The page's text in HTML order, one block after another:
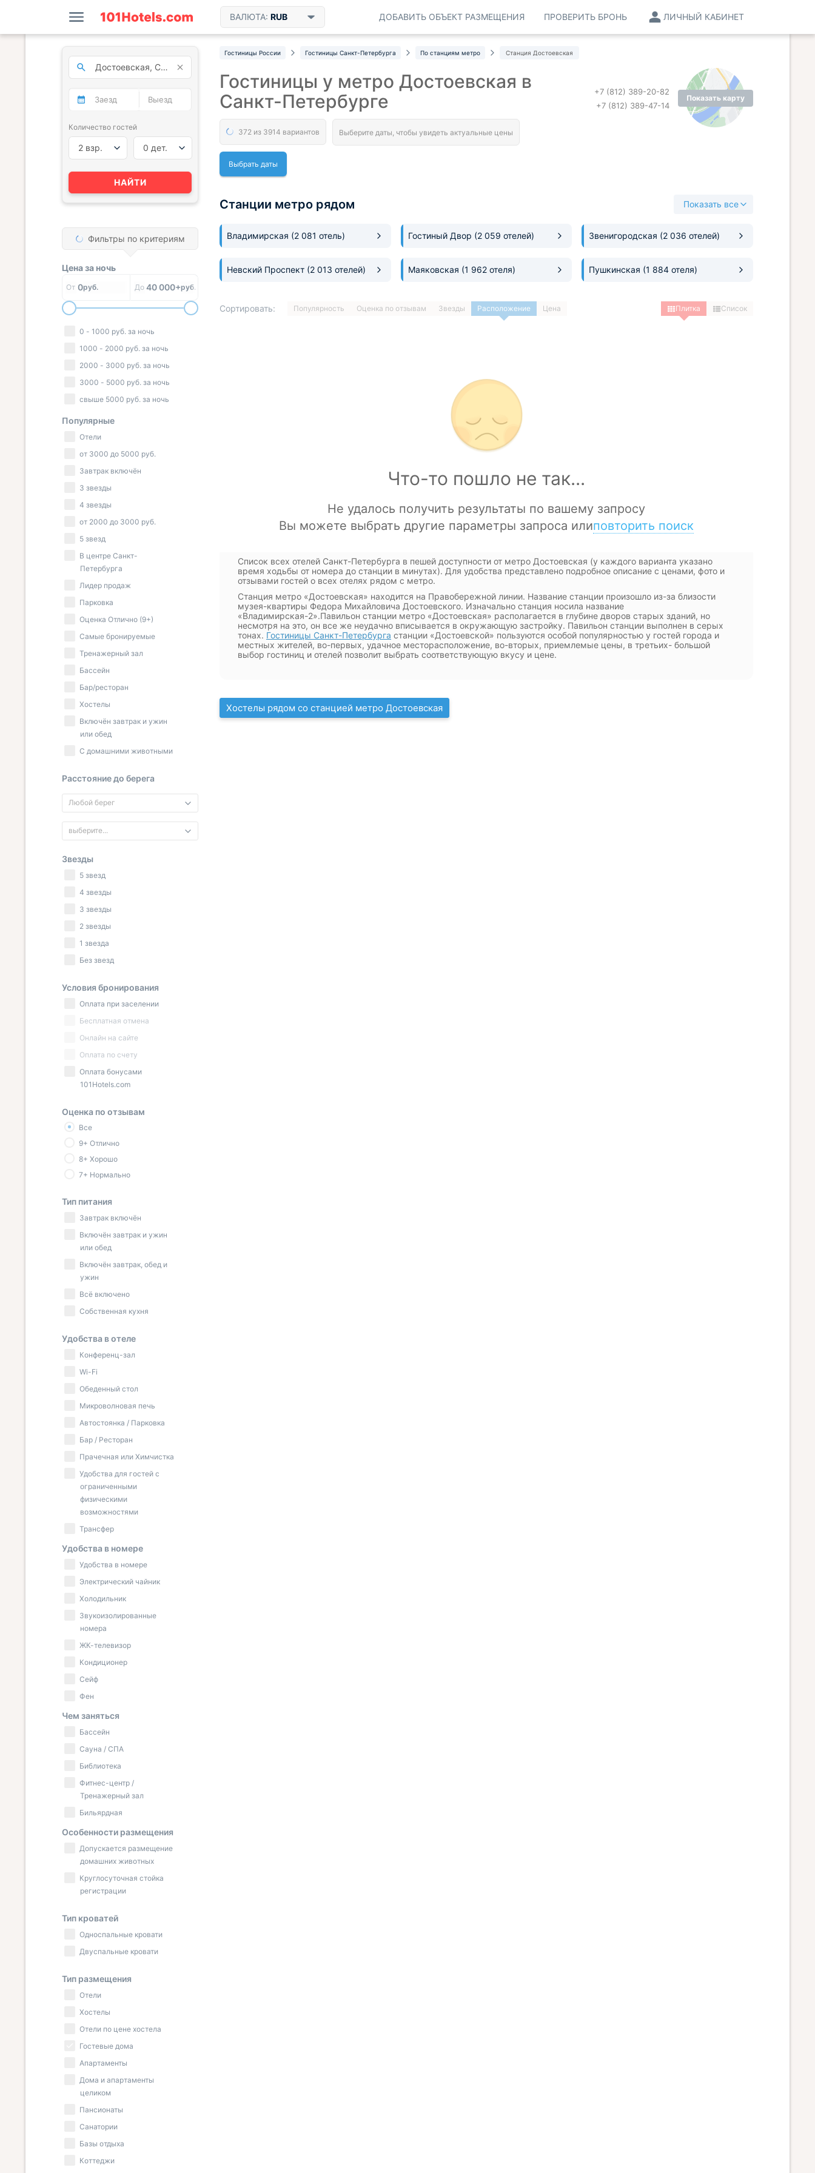
ВАЛЮТА: RUB ЛИЧНЫЙ КАБИНЕТ
ПРОВЕРИТЬ БРОНЬ
ДОБАВИТЬ ОБЪЕКТ РАЗМЕЩЕНИЯ
Гостиницы России Гостиницы Санкт-Петербурга По станциям метро Станция Достоевская
Показать карту
+7 (812) 389-20-82
+7 (812) 389-47-14
Гостиницы у метро Достоевская в
Санкт-Петербурге
Выбрать даты
Станции метро рядом Показать все
Владимирская (2 081 отель) Гостиный Двор (2 059 отелей) Звенигородская (2 036 отелей)
Невский Проспект (2 013 отелей) Маяковская (1 962 отеля) Пушкинская (1 884 отеля)
Сортировать: Популярность Оценка по отзывам Звезды Расположение Цена Плитка Список
Список всех отелей Санкт-Петербурга в пешей доступности от метро Достоевская (у каждого варианта указано
время ходьбы от номера до станции в минутах). Для удобства представлено подробное описание с ценами, фото и
отзывами гостей о всех отелях рядом с метро.
Станция метро «Достоевская» находится на Правобережной линии. Название станции произошло из-за близости
музея-квартиры Федора Михайловича Достоевского. Изначально станция носила название
«Владимирская-2».Павильон станции метро «Достоевская» располагается в глубине дворов старых зданий, но
несмотря на это, он все же неудачно вписывается в окружающую застройку. Павильон станции выполнен в серых
тонах. Гостиницы Санкт-Петербурга станции «Достоевской» пользуются особой популярностью у гостей города и
местных жителей, во-первых, удачное месторасположение, во-вторых, приемлемые цены, в третьих- большой
выбор гостиниц и отелей позволит выбрать соответствующую вкусу и цене.
Хостелы рядом со станцией метро Достоевская
Количество гостей
2 взр. 0 дет.
НАЙТИ
Фильтры по критериям
Цена за ночь
От 0руб. До 40 000+руб.
0 - 1000 руб. за ночь
1000 - 2000 руб. за ночь
2000 - 3000 руб. за ночь
3000 - 5000 руб. за ночь
свыше 5000 руб. за ночь
Популярные
Отели
от 3000 до 5000 руб.
Завтрак включён
3 звезды
4 звезды
от 2000 до 3000 руб.
5 звезд
В центре Санкт-
Петербурга
Лидер продаж
Парковка
Оценка Отлично (9+)
Самые бронируемые
Тренажерный зал
Бассейн
Бар/ресторан
Хостелы
Включён завтрак и ужин
или обед
С домашними животными
Расстояние до берега
Любой берег
выберите...
Звезды
5 звезд
4 звезды
3 звезды
2 звезды
1 звезда
Без звезд
Условия бронирования
Оплата при заселении
Бесплатная отмена
Онлайн на сайте
Оплата по счету
Оплата бонусами
101Hotels.com
Оценка по отзывам
Все
9+ Отлично
8+ Хорошо
7+ Нормально
Тип питания
Завтрак включён
Включён завтрак и ужин
или обед
Включён завтрак, обед и
ужин
Всё включено
Собственная кухня
Удобства в отеле
Конференц-зал
Wi-Fi
Обеденный стол
Микроволновая печь
Автостоянка / Парковка
Бар / Ресторан
Прачечная или Химчистка
Удобства для гостей с
ограниченными
физическими
возможностями
Трансфер
Удобства в номере
Удобства в номере
Электрический чайник
Холодильник
Звукоизолированные
номера
ЖК-телевизор
Кондиционер
Сейф
Фен
Чем заняться
Бассейн
Сауна / СПА
Библиотека
Фитнес-центр /
Тренажерный зал
Бильярдная
Особенности размещения
Допускается размещение
домашних животных
Круглосуточная стойка
регистрации
Тип кроватей
Односпальные кровати
Двуспальные кровати
Тип размещения
Отели
Хостелы
Отели по цене хостела
Гостевые дома
Апартаменты
Дома и апартаменты
целиком
Пансионаты
Санатории
Базы отдыха
Коттеджи